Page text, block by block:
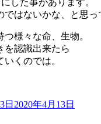
した事があります。
はないかな、と思っ
様々な命、生物。
を認識出来たら
くのでは。
日 2020年4月13日